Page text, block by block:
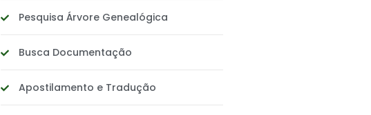
Pesquisa Árvore Genealógica
Busca Documentação
Apostilamento e Tradução